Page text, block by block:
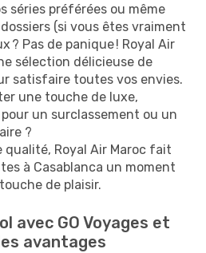
séries préférées ou même
(si vous êtes vraiment
? Pas de panique ! Royal Air
sélection délicieuse de
satisfaire toutes vos envies.
une touche de luxe,
un surclassement ou un
?
qualité, Royal Air Maroc fait
à Casablanca un moment
de plaisir.
avec GO Voyages et
avantages